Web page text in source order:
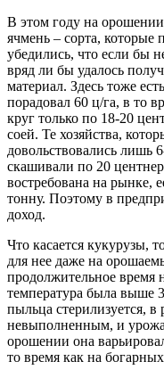
В этом году на
ячмень – ​сорта,
убедились, что если бы
вряд ли бы удалось
материал. Здесь тоже
порадовал 60 ц/га, в то
круг только по 18‑20
соей. Те хозяйства,
довольствовались лишь
скашивали по 20
востребована на рынке,
тонну. Поэтому в
доход.
Что касается кукурузы,
для нее даже на
продолжительное время
температура была выше
пыльца стерилизуется, в
невыполненным, и
орошении она
то время как на